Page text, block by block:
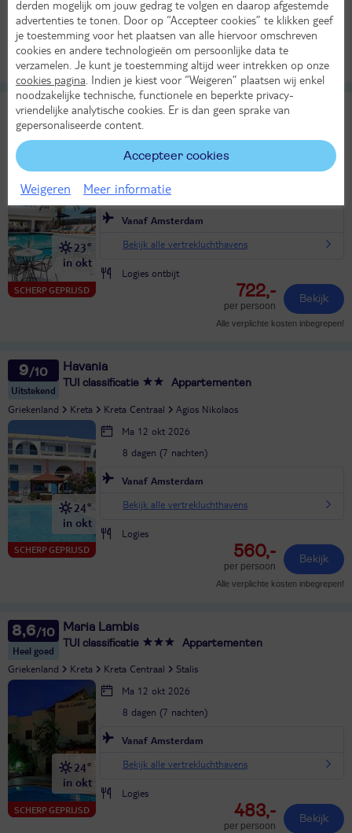
Logies
525,-
per persoon
Bekijk
Alle verplichte kosten inbegrepen!
9
Uitstekend
La Stella Suites
TUI classificatie
Griekenland Kreta West Rethymnon
SCHERP GEPRIJSD
23°
in okt
Ma 12 okt 2026
8 dagen (7 nachten)
Vanaf Amsterdam
Bekijk alle vertrekluchthavens
Logies ontbijt
722,-
per persoon
Bekijk
Alle verplichte kosten inbegrepen!
9
Uitstekend
Havania
TUI classificatie Appartementen
Griekenland Kreta Kreta Centraal Agios Nikolaos
SCHERP GEPRIJSD
24°
in okt
Ma 12 okt 2026
8 dagen (7 nachten)
Vanaf Amsterdam
Bekijk alle vertrekluchthavens
Logies
560,-
per persoon
Bekijk
Alle verplichte kosten inbegrepen!
8,6
Heel goed
Maria Lambis
TUI classificatie Appartementen
Griekenland Kreta Kreta Centraal Stalis
SCHERP GEPRIJSD
24°
in okt
Ma 12 okt 2026
8 dagen (7 nachten)
Vanaf Amsterdam
Bekijk alle vertrekluchthavens
Logies
483,-
per persoon
Bekijk
derden mogelijk om jouw gedrag te volgen en daarop afgestemde
advertenties te tonen. Door op “Accepteer cookies” te klikken geef
je toestemming voor het plaatsen van alle hiervoor omschreven
cookies en andere technologieën om persoonlijke data te
verzamelen. Je kunt je toestemming altijd weer intrekken op onze
cookies pagina . Indien je kiest voor “Weigeren” plaatsen wij enkel
noodzakelijke technische, functionele en beperkte privacy-
vriendelijke analytische cookies. Er is dan geen sprake van
gepersonaliseerde content.
Accepteer cookies
Weigeren Meer informatie